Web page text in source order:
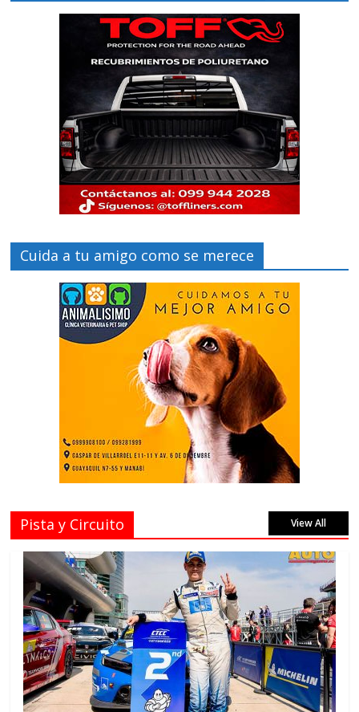
Cuida a tu amigo como se merece
Pista y Circuito View All